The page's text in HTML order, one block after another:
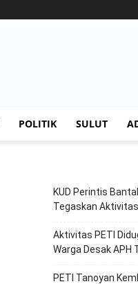
POLITIK SULUT
KUD Perintis
Tegaskan
Aktivitas PETI
Warga Desak APH
PETI Tanoyan